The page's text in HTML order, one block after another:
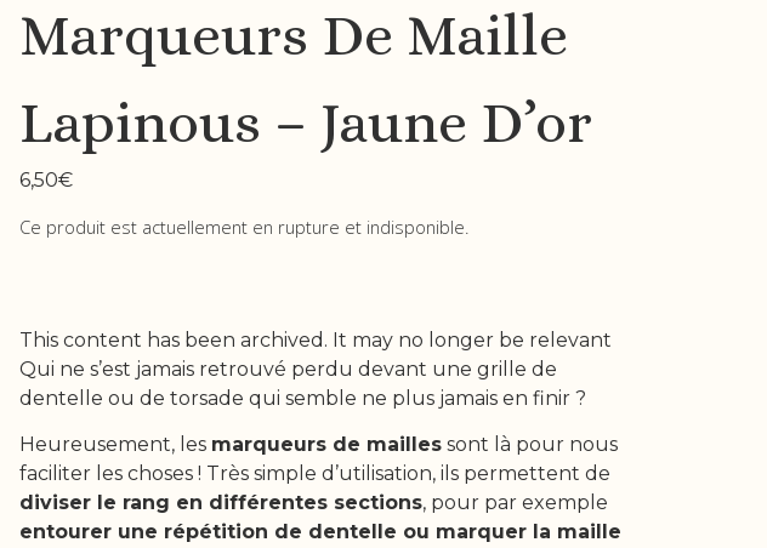
Marqueurs De Maille
Lapinous – Jaune D’or
6,50€
Ce produit est actuellement en rupture et indisponible.
This content has been archived. It may no longer be relevant
Qui ne s’est jamais retrouvé perdu devant une grille de
dentelle ou de torsade qui semble ne plus jamais en finir ?
Heureusement, les marqueurs de mailles sont là pour nous
faciliter les choses ! Très simple d’utilisation, ils permettent de
diviser le rang en différentes sections, pour par exemple
entourer une répétition de dentelle ou marquer la maille